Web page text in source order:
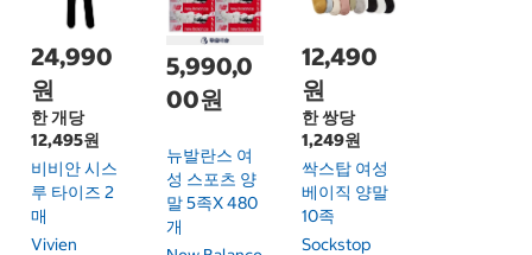
24,990
원
한 개당
12,495원
비비안 시스
루 타이즈 2
매
Vivien
5,990,0
00원
뉴발란스 여
성 스포츠 양
말 5족x 480
개
12,490
원
한 쌍당
1,249원
싹스탑 여성
베이직 양말
10족
Sockstop